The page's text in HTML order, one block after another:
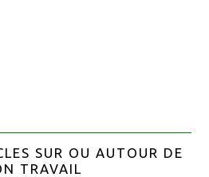
SUR OU AUTOUR DE
TRAVAIL